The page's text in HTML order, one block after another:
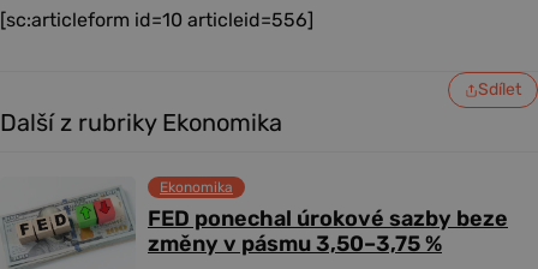
[sc:articleform id=10 articleid=556]
Sdílet
Další z rubriky Ekonomika
FED ponechal úrokové sazby beze
změny v pásmu 3,50–3,75 %
Ekonomika